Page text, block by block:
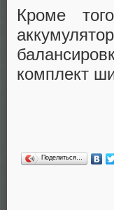
Кроме
комплект
Поделиться…